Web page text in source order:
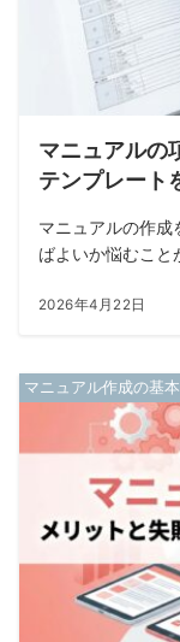
マニュアルの
テンプレート
マニュアルの作成
ばよいか悩むこと
2026年4月22日
マニュアル作成の基本